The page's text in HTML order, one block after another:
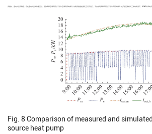
实验时，室内人员不稳定，存在室内人员的热量变小，导致实际空调负荷小于设计空调负荷的情况. 仿真实验是在额定工况下运行，不会出现实际负荷小于设计负荷的情况. 在2组压缩机均工作的情况下，ASHP功率的
Fig. 8 Comparison of measured and
source heat pump